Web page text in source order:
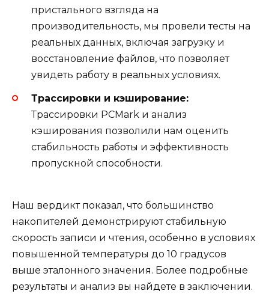
пристального взгляда на
производительность, мы провели тесты на
реальных данных, включая загрузку и
восстановление файлов, что позволяет
увидеть работу в реальных условиях.
Трассировки и кэширование:
Трассировки PCMark и анализ
кэширования позволили нам оценить
стабильность работы и эффективность
пропускной способности.
Наш вердикт показал, что большинство
накопителей демонстрируют стабильную
скорость записи и чтения, особенно в условиях
повышенной температуры до 10 градусов
выше эталонного значения. Более подробные
результаты и анализ вы найдете в заключении.